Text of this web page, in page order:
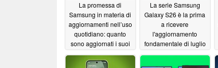
La promessa di
Samsung in materia di
aggiornamenti nell’uso
quotidiano: quanto
sono aggiornati i suoi
07/30/2026
La serie Samsung
Galaxy S26 è la prima
a ricevere
l'aggiornamento
fondamentale di luglio
07/10/2026